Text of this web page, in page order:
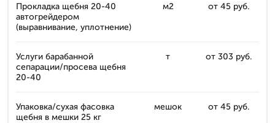
Прокладка щебня 20-40
автогрейдером
(выравнивание, уплотнение)
м2 от 45 руб.
Услуги барабанной
сепарации/просева щебня
20-40
т от 303 руб.
Упаковка/сухая фасовка
щебня в мешки 25 кг
мешок от 45 руб.